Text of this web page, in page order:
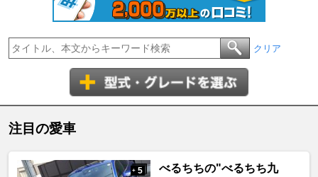
クリア
注目の愛車
+ 5
べるちちの"べるちち九